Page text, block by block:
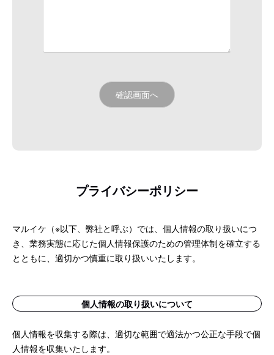
プライバシーポリシー
マルイケ（※以下、弊社と呼ぶ）では、個人情報の取り扱いにつ
き、業務実態に応じた個人情報保護のための管理体制を確立する
とともに、適切かつ慎重に取り扱いいたします。
個人情報の取り扱いについて
個人情報を収集する際は、適切な範囲で適法かつ公正な手段で個
人情報を収集いたします。